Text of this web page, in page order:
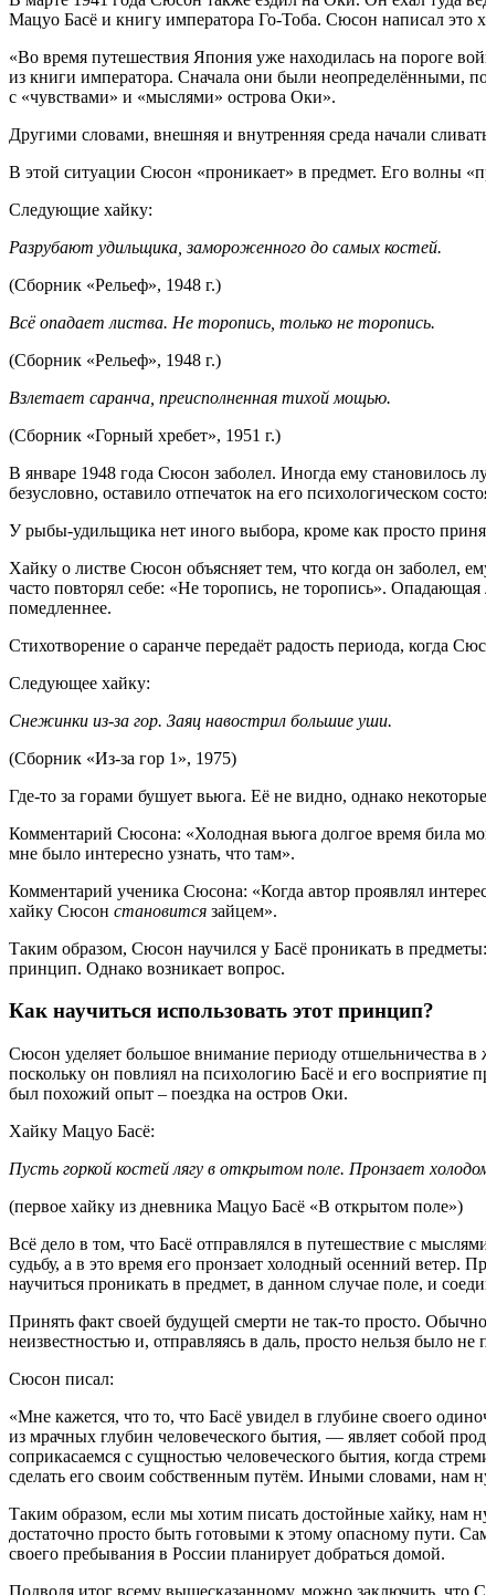
Мацуо Басё и книгу императора Го-Тоба. Сюсон написал
«Во время путешествия Япония уже находилась на пороге
из книги императора. Сначала они были неопределёнными,
с «чувствами» и «мыслями» острова Оки».
Другими словами, внешняя и внутренняя среда начали
В этой ситуации Сюсон «проникает» в предмет. Его волны
Следующие хайку:
Разрубают удильщика, замороженного до самых костей.
(Сборник «Рельеф», 1948 г.)
Всё опадает листва. Не торопись, только не торопись.
(Сборник «Рельеф», 1948 г.)
Взлетает саранча, преисполненная тихой мощью.
(Сборник «Горный хребет», 1951 г.)
В январе 1948 года Сюсон заболел. Иногда ему становилось
безусловно, оставило отпечаток на его психологическом
У рыбы-удильщика нет иного выбора, кроме как просто
Хайку о листве Сюсон объясняет тем, что когда он заболел,
часто повторял себе: «Не торопись, не торопись».
помедленнее.
Стихотворение о саранче передаёт радость периода, когда
Следующее хайку:
Снежинки из-за гор. Заяц навострил большие уши.
(Сборник «Из-за гор 1», 1975)
Где-то за горами бушует вьюга. Её не видно, однако
Комментарий Сюсона: «Холодная вьюга долгое время била
мне было интересно узнать, что там».
Комментарий ученика Сюсона: «Когда автор проявлял
хайку Сюсон становится зайцем».
Таким образом, Сюсон научился у Басё проникать в
принцип. Однако возникает вопрос.
Как научиться использовать этот принцип?
Сюсон уделяет большое внимание периоду отшельничества
поскольку он повлиял на психологию Басё и его
был похожий опыт – поездка на остров Оки.
Хайку Мацуо Басё:
Пусть горкой костей лягу в открытом поле. Пронзает
(первое хайку из дневника Мацуо Басё «В открытом поле»)
Всё дело в том, что Басё отправлялся в путешествие с
судьбу, а в это время его пронзает холодный осенний ветер.
научиться проникать в предмет, в данном случае поле, и
Принять факт своей будущей смерти не так-то просто.
неизвестностью и, отправляясь в даль, просто нельзя было
Сюсон писал:
«Мне кажется, что то, что Басё увидел в глубине своего
из мрачных глубин человеческого бытия, — являет собой
соприкасаемся с сущностью человеческого бытия, когда
сделать его своим собственным путём. Иными словами, нам
Таким образом, если мы хотим писать достойные хайку, нам
достаточно просто быть готовыми к этому опасному пути.
своего пребывания в России планирует добраться домой.